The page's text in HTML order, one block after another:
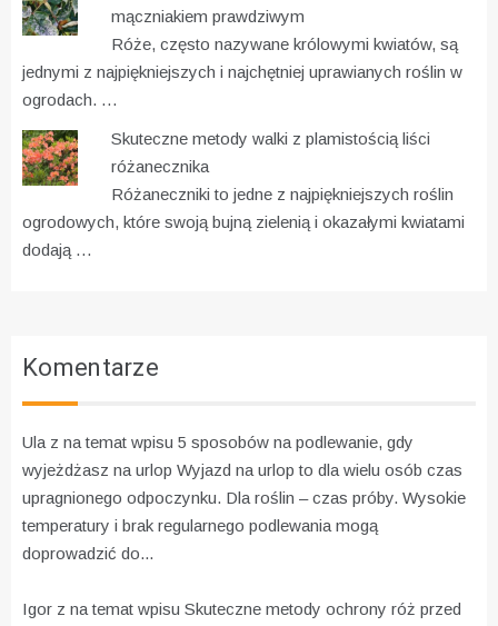
mączniakiem prawdziwym
Róże, często nazywane królowymi kwiatów, są
jednymi z najpiękniejszych i najchętniej uprawianych roślin w
ogrodach. …
Skuteczne metody walki z plamistością liści
różanecznika
Różaneczniki to jedne z najpiękniejszych roślin
ogrodowych, które swoją bujną zielenią i okazałymi kwiatami
dodają …
Komentarze
Ula z na temat wpisu 5 sposobów na podlewanie, gdy
wyjeżdżasz na urlop Wyjazd na urlop to dla wielu osób czas
upragnionego odpoczynku. Dla roślin – czas próby. Wysokie
temperatury i brak regularnego podlewania mogą
doprowadzić do...
Igor z na temat wpisu Skuteczne metody ochrony róż przed